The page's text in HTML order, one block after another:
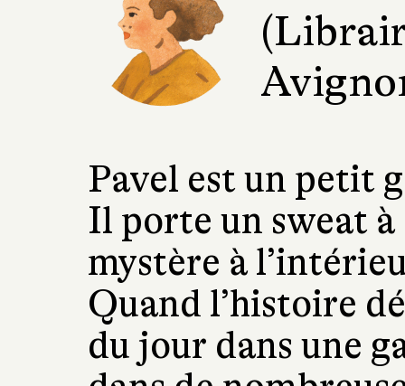
Pavel est un petit
Il porte un sweat
mystère à
Quand l’histoire
du jour dans une